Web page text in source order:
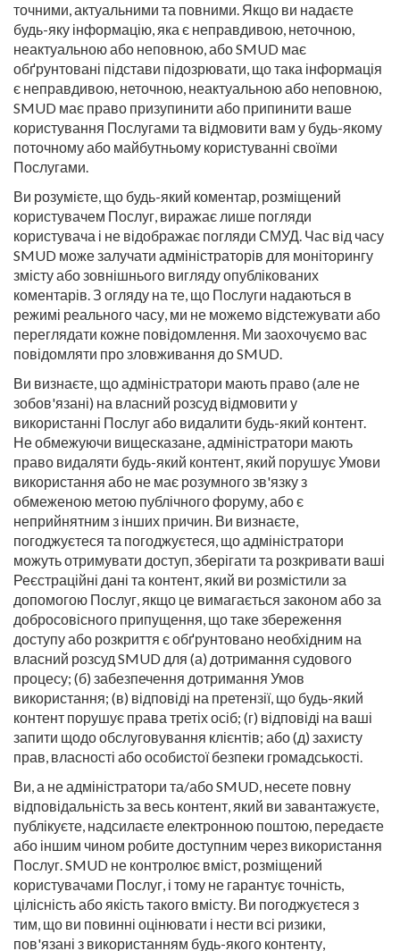
точними, актуальними та повними. Якщо ви надаєте
будь-яку інформацію, яка є неправдивою, неточною,
неактуальною або неповною, або SMUD має
обґрунтовані підстави підозрювати, що така інформація
є неправдивою, неточною, неактуальною або неповною,
SMUD має право призупинити або припинити ваше
користування Послугами та відмовити вам у будь-якому
поточному або майбутньому користуванні своїми
Послугами.
Ви розумієте, що будь-який коментар, розміщений
користувачем Послуг, виражає лише погляди
користувача і не відображає погляди СМУД. Час від часу
SMUD може залучати адміністраторів для моніторингу
змісту або зовнішнього вигляду опублікованих
коментарів. З огляду на те, що Послуги надаються в
режимі реального часу, ми не можемо відстежувати або
переглядати кожне повідомлення. Ми заохочуємо вас
повідомляти про зловживання до SMUD.
Ви визнаєте, що адміністратори мають право (але не
зобов'язані) на власний розсуд відмовити у
використанні Послуг або видалити будь-який контент.
Не обмежуючи вищесказане, адміністратори мають
право видаляти будь-який контент, який порушує Умови
використання або не має розумного зв'язку з
обмеженою метою публічного форуму, або є
неприйнятним з інших причин. Ви визнаєте,
погоджуєтеся та погоджуєтеся, що адміністратори
можуть отримувати доступ, зберігати та розкривати ваші
Реєстраційні дані та контент, який ви розмістили за
допомогою Послуг, якщо це вимагається законом або за
добросовісного припущення, що таке збереження
доступу або розкриття є обґрунтовано необхідним на
власний розсуд SMUD для (а) дотримання судового
процесу; (б) забезпечення дотримання Умов
використання; (в) відповіді на претензії, що будь-який
контент порушує права третіх осіб; (г) відповіді на ваші
запити щодо обслуговування клієнтів; або (д) захисту
прав, власності або особистої безпеки громадськості.
Ви, а не адміністратори та/або SMUD, несете повну
відповідальність за весь контент, який ви завантажуєте,
публікуєте, надсилаєте електронною поштою, передаєте
або іншим чином робите доступним через використання
Послуг. SMUD не контролює вміст, розміщений
користувачами Послуг, і тому не гарантує точність,
цілісність або якість такого вмісту. Ви погоджуєтеся з
тим, що ви повинні оцінювати і нести всі ризики,
пов'язані з використанням будь-якого контенту,